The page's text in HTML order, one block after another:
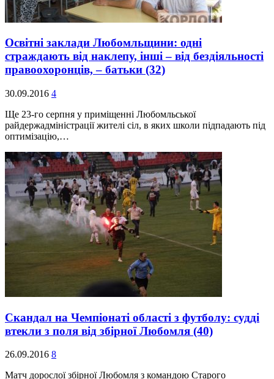
Освітні заклади Любомльщини: одні
страждають від наклепу, інші – від бездіяльності
правоохоронців, – батьки (32)
30.09.2016 4
Ще 23-го серпня у приміщенні Любомльської
райдержадміністрації жителі сіл, в яких школи підпадають під
оптимізацію,…
Скандал на Чемпіонаті області з футболу: судді
втекли з поля від збірної Любомля (40)
26.09.2016 8
Матч дорослої збірної Любомля з командою Старого